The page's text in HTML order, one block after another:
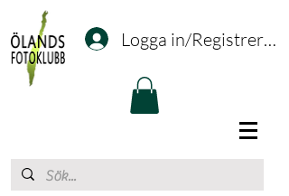
Logga in/Registrering